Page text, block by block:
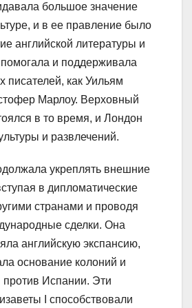
большое значение
и в ее правление было
английской литературы и
и поддерживала
писателей, как Уильям
Марлоу. Верховный
в то время, и Лондон
и развлечений.
укреплять внешние
в дипломатические
странами и проводя
сделки. Она
английскую экспансию,
основание колоний и
Испании. Эти
I способствовали